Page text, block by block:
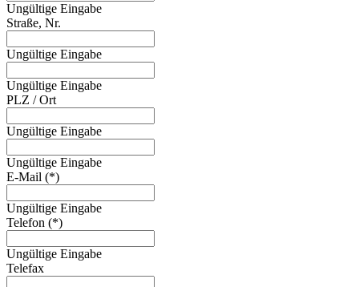
Ungültige Eingabe
Straße, Nr.
Ungültige Eingabe
Ungültige Eingabe
PLZ / Ort
Ungültige Eingabe
Ungültige Eingabe
E-Mail (*)
Ungültige Eingabe
Telefon (*)
Ungültige Eingabe
Telefax